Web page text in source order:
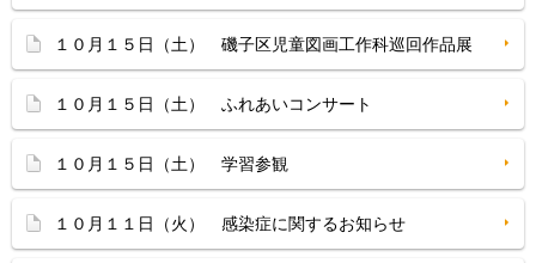
１０月１５日（土） 磯子区児童図画工作科巡回作品展
１０月１５日（土） ふれあいコンサート
１０月１５日（土） 学習参観
１０月１１日（火） 感染症に関するお知らせ